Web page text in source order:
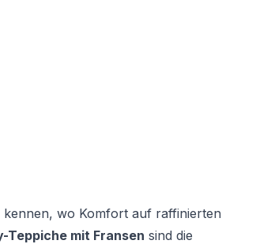
wo Komfort auf raffinierten
Teppiche mit Fransen sind die